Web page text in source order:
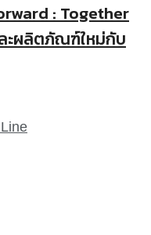
: Together
ละผลิตภัณฑ์ใหม่กับ
Line